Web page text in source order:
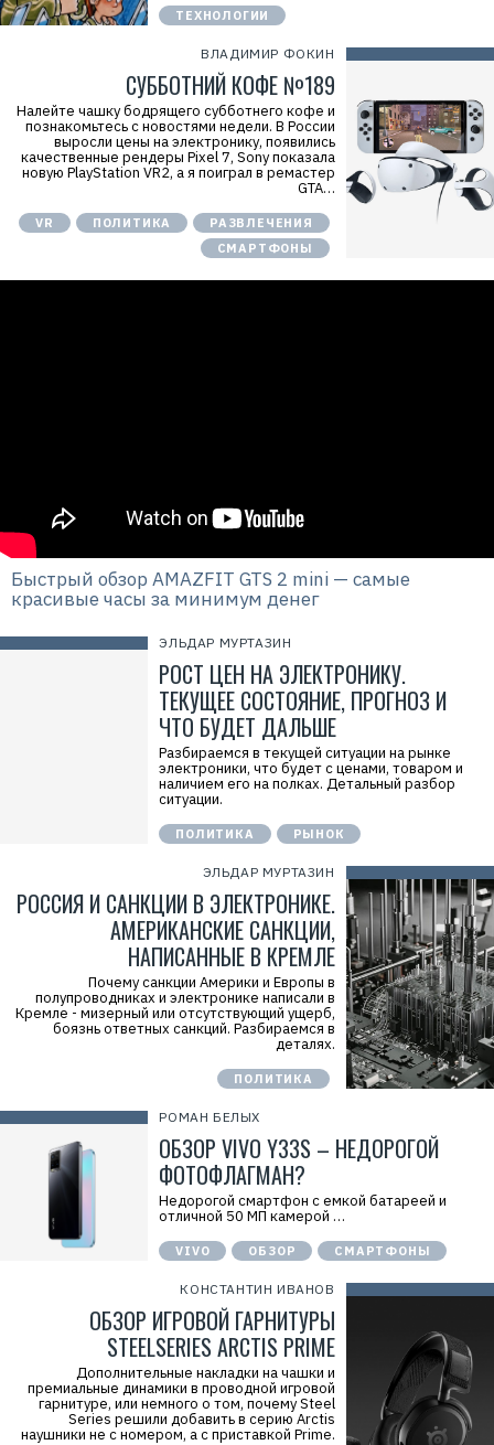
ТЕХНОЛОГИИ
ВЛАДИМИР ФОКИН
СУББОТНИЙ КОФЕ №189
Налейте чашку бодрящего субботнего кофе и
познакомьтесь с новостями недели. В России
выросли цены на электронику, появились
качественные рендеры Pixel 7, Sony показала
новую PlayStation VR2, а я поиграл в ремастер
GTA…
VR ПОЛИТИКА
РАЗВЛЕЧЕНИЯ
СМАРТФОНЫ
ЭЛЬДАР МУРТАЗИН
РОСТ ЦЕН НА ЭЛЕКТРОНИКУ.
ТЕКУЩЕЕ СОСТОЯНИЕ, ПРОГНОЗ И
ЧТО БУДЕТ ДАЛЬШЕ
Разбираемся в текущей ситуации на рынке
электроники, что будет с ценами, товаром и
наличием его на полках. Детальный разбор
ситуации.
ПОЛИТИКА РЫНОК
ЭЛЬДАР МУРТАЗИН
РОССИЯ И САНКЦИИ В ЭЛЕКТРОНИКЕ.
АМЕРИКАНСКИЕ САНКЦИИ,
НАПИСАННЫЕ В КРЕМЛЕ
Почему санкции Америки и Европы в
полупроводниках и электронике написали в
Кремле - мизерный или отсутствующий ущерб,
боязнь ответных санкций. Разбираемся в
деталях.
ПОЛИТИКА
РОМАН БЕЛЫХ
ОБЗОР VIVO Y33S – НЕДОРОГОЙ
ФОТОФЛАГМАН?
Недорогой смартфон с емкой батареей и
отличной 50 МП камерой …
VIVO ОБЗОР СМАРТФОНЫ
КОНСТАНТИН ИВАНОВ
ОБЗОР ИГРОВОЙ ГАРНИТУРЫ
STEELSERIES ARCTIS PRIME
Дополнительные накладки на чашки и
премиальные динамики в проводной игровой
гарнитуре, или немного о том, почему Steel
Series решили добавить в серию Arctis
наушники не с номером, а c приставкой Prime.
Быстрый обзор AMAZFIT GTS 2 mini — самые
красивые часы за минимум денег